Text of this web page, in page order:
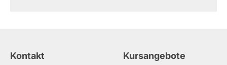
Kontakt Kursangebote